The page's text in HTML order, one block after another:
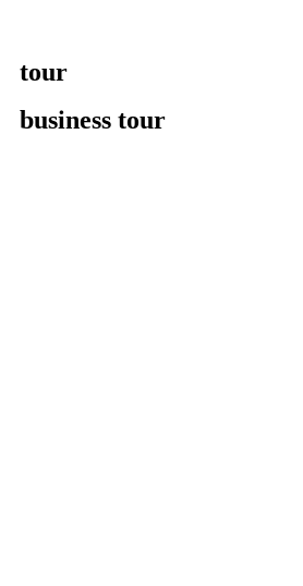
tour
business tour